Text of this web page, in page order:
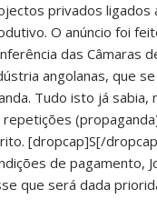
privados ligados
O anúncio foi
das Câmaras
angolanas, que
Tudo isto já sabia,
repetições
[dropcap]S[/
de pagamento,
que será dada